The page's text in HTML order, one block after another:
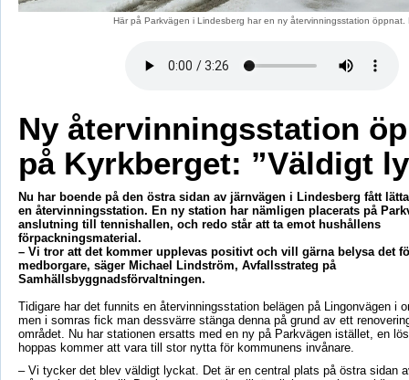
Här på Parkvägen i Lindesberg har en ny återvinningsstation öppnat.
Ny återvinningsstation
på Kyrkberget: ”Väldigt
Nu har boende på den östra sidan av järnvägen i Lindesberg fått
en återvinningsstation. En ny station har nämligen placerats på
anslutning till tennishallen, och redo står att ta emot hushållens
förpackningsmaterial.
– Vi tror att det kommer upplevas positivt och vill gärna belysa det
medborgare, säger Michael Lindström, Avfallsstrateg på
Samhällsbyggnadsförvaltningen.
Tidigare har det funnits en återvinningsstation belägen på Lingonvägen i
men i somras fick man dessvärre stänga denna på grund av ett
området. Nu har stationen ersatts med en ny på Parkvägen istället, en
hoppas kommer att vara till stor nytta för kommunens invånare.
– Vi tycker det blev väldigt lyckat. Det är en central plats på östra sidan